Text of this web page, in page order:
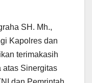
SH. Mh.,
Kapolres dan
terimakasih
atas Sinergitas